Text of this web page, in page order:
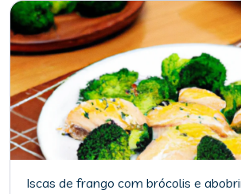
Iscas de frango com brócolis e